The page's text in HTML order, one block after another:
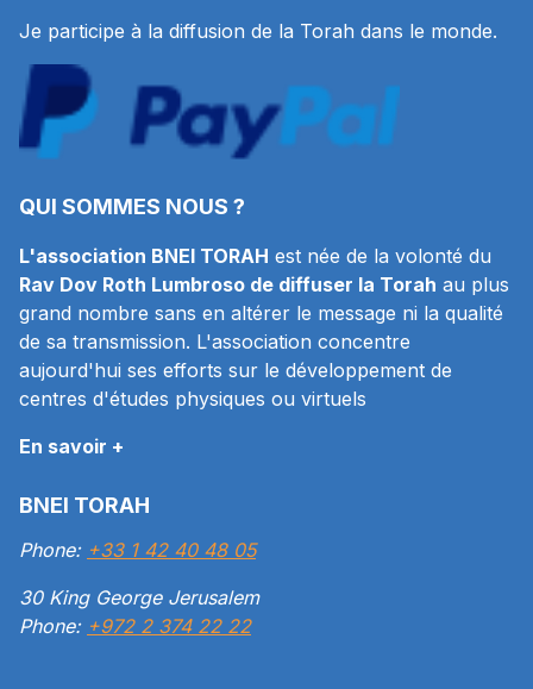
Je participe à la diffusion de la Torah dans le monde.
QUI SOMMES NOUS ?
L'association BNEI TORAH est née de la volonté du
Rav Dov Roth Lumbroso de diffuser la Torah au plus
grand nombre sans en altérer le message ni la qualité
de sa transmission. L'association concentre
aujourd'hui ses efforts sur le développement de
centres d'études physiques ou virtuels
En savoir +
BNEI TORAH
Phone: +33 1 42 40 48 05
30 King George Jerusalem
Phone: +972 2 374 22 22